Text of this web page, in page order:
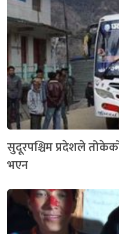
सुदूरपश्चिम प्रदेशले
भएन